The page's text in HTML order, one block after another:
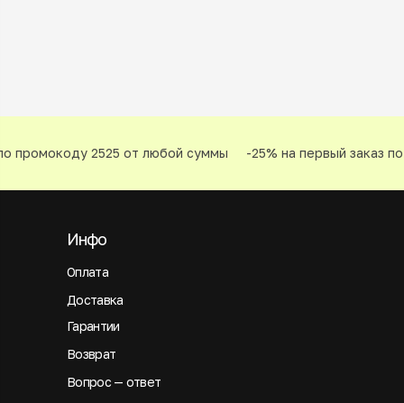
промокоду 2525 от любой суммы -25% на первый заказ
Оплата
Инфо
Доставка
Гарантии
Возврат
Вопрос — ответ